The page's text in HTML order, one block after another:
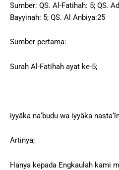
Sumber: QS. Al-Fatihah: 5; QS.
Bayyinah: 5; QS. Al Anbiya:25
Sumber pertama:
Surah Al-Fatihah ayat ke-5;
iyyâka na‘budu wa iyyâka
Artinya;
Hanya kepada Engkaulah kami